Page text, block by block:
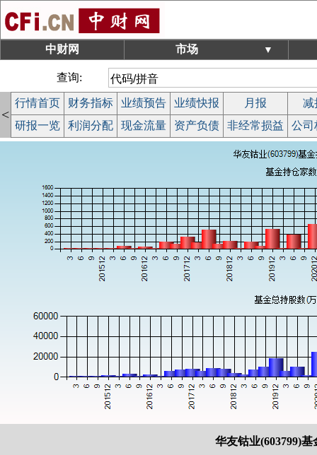
中财网 市场 ▼
查询:
<
行情首页 财务指标 业绩预告 业绩快报 月报
减
研报一览
利润分配 现金流量 资产负债 非经常损益 公司
华友钴业(603799)